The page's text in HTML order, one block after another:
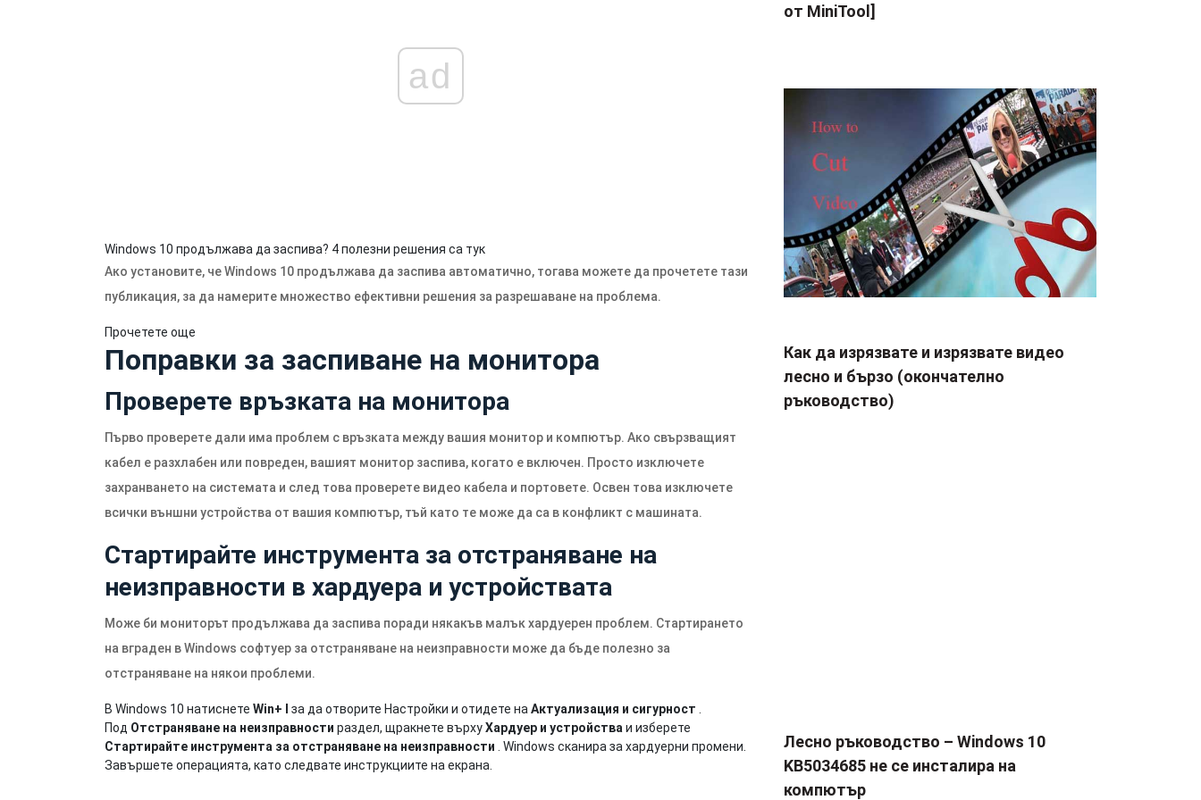
ad
Windows 10 продължава да заспива? 4 полезни решения са тук
Ако установите, че Windows 10 продължава да заспива автоматично, тогава можете да прочетете тази
публикация, за да намерите множество ефективни решения за разрешаване на проблема.
Прочетете още
Поправки за заспиване на монитора
Проверете връзката на монитора
Първо проверете дали има проблем с връзката между вашия монитор и компютър. Ако свързващият
кабел е разхлабен или повреден, вашият монитор заспива, когато е включен. Просто изключете
захранването на системата и след това проверете видео кабела и портовете. Освен това изключете
всички външни устройства от вашия компютър, тъй като те може да са в конфликт с машината.
Стартирайте инструмента за отстраняване на
неизправности в хардуера и устройствата
Може би мониторът продължава да заспива поради някакъв малък хардуерен проблем. Стартирането
на вграден в Windows софтуер за отстраняване на неизправности може да бъде полезно за
отстраняване на някои проблеми.
В Windows 10 натиснете Win+ I за да отворите Настройки и отидете на Актуализация и сигурност
Под Отстраняване на неизправности раздел, щракнете върхуХардуер и устройства и изберете
Стартирайте инструмента за отстраняване на неизправности . Windows сканира за хардуерни промени.
Завършете операцията, като следвате инструкциите на екрана.
от MiniTool]
Как да изрязвате и изрязвате видео
лесно и бързо (окончателно
ръководство)
Лесно ръководство – Windows 10
KB5034685 не се инсталира на
компютър